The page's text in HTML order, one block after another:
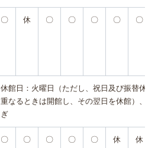
〇 休 〇 〇 〇 〇 〇
休館日：火曜日（ただし、祝日及び振替休日
重なるときは開館し、その翌日を休館）、盆
ぎ
〇 〇 〇 〇 〇 休 休